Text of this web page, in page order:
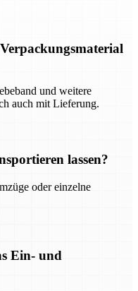
und weitere
auch mit Lieferung.
lassen?
oder einzelne
Ein- und